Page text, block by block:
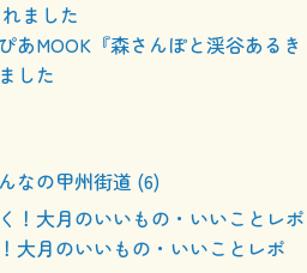
あMOOK『森さんぽと渓谷あるき
した
なの甲州街道 (6)
大月のいいもの・いいことレポ